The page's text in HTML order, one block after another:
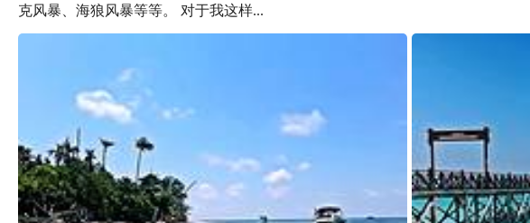
克风暴、海狼风暴等等。 对于我这样...